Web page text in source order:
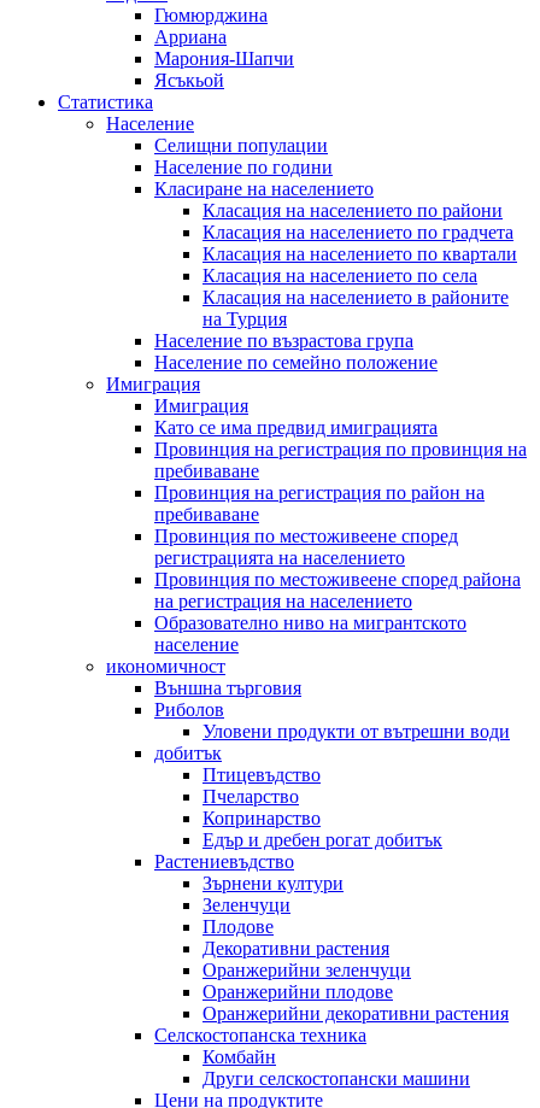
Гюмюрджина
Арриана
Марония-Шапчи
Ясъкьой
Статистика
Население
Селищни популации
Население по години
Класиране на населението
Класация на населението по райони
Класация на населението по градчета
Класация на населението по квартали
Класация на населението по села
Класация на населението в районите
на Турция
Население по възрастова група
Население по семейно положение
Имиграция
Имиграция
Като се има предвид имиграцията
Провинция на регистрация по провинция на
пребиваване
Провинция на регистрация по район на
пребиваване
Провинция по местоживеене според
регистрацията на населението
Провинция по местоживеене според района
на регистрация на населението
Образователно ниво на мигрантското
население
икономичност
Външна търговия
Риболов
Уловени продукти от вътрешни води
добитък
Птицевъдство
Пчеларство
Копринарство
Едър и дребен рогат добитък
Растениевъдство
Зърнени култури
Зеленчуци
Плодове
Декоративни растения
Оранжерийни зеленчуци
Оранжерийни плодове
Оранжерийни декоративни растения
Селскостопанска техника
Комбайн
Други селскостопански машини
Цени на продуктите